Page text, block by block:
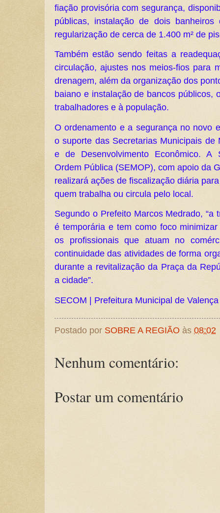
fiação provisória com segurança,
públicas, instalação de dois
regularização de cerca de 1.400 m² de
Também estão sendo feitas a
circulação, ajustes nos meios-fios para
drenagem, além da organização dos
baiano e instalação de bancos públicos,
trabalhadores e à população.
O ordenamento e a segurança no novo
o suporte das Secretarias Municipais de
e de Desenvolvimento Econômico. A
Ordem Pública (SEMOP), com apoio da
realizará ações de fiscalização diária
quem trabalha ou circula pelo local.
Segundo o Prefeito Marcos Medrado, “a
é temporária e tem como foco
os profissionais que atuam no
continuidade das atividades de forma
durante a revitalização da Praça da
a cidade”.
SECOM | Prefeitura Municipal de Valença
Postado por SOBRE A REGIÃO às 08:02
Nenhum comentário:
Postar um comentário